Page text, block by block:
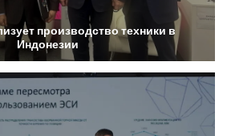
производствотехники в
Индонезии